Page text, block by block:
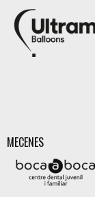
MECENES